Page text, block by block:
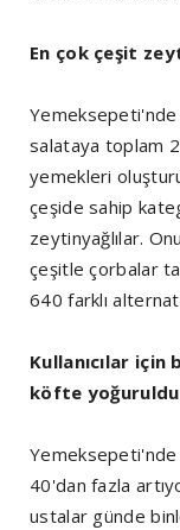
En çok çeşit
Yemeksepeti'nde
salataya toplam
yemekleri
çeşide sahip
zeytinyağlılar.
çeşitle çorbalar
640 farklı
Kullanıcılar
köfte yoğuruldu
40'dan fazla
ustalar günde